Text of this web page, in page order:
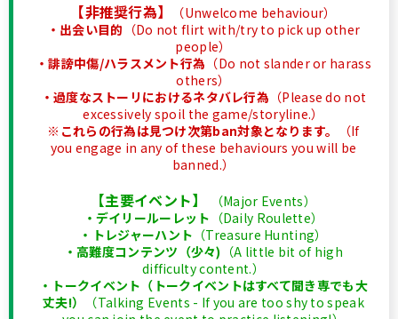
【非推奨行為】
（Unwelcome behaviour）
・出会い目的 （Do not flirt with/try to pick up other
people）
・誹謗中傷/ハラスメント行為 （Do not slander or harass
others）
・過度なストーリにおけるネタバレ行為 （Please do not
excessively spoil the game/storyline.）
※これらの行為は見つけ次第ban対象となります。
（If
you engage in any of these behaviours you will be
banned.）
【主要イベント】
（Major Events）
・デイリールーレット （Daily Roulette）
・トレジャーハント （Treasure Hunting）
・高難度コンテンツ（少々) （A little bit of high
difficulty content.）
・トークイベント（トークイベントはすべて聞き専でも大
丈夫!）
（Talking Events - If you are too shy to speak